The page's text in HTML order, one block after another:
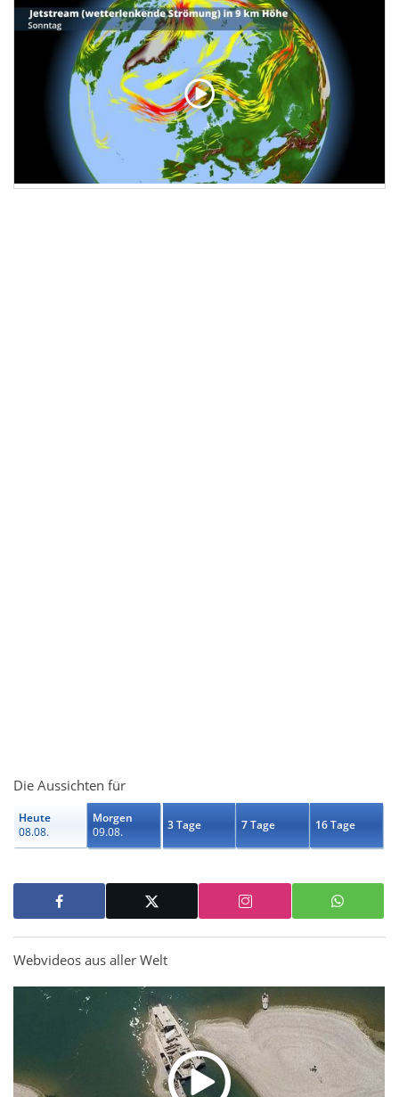
Die Aussichten für
Heute
08.08.
Morgen
09.08.
3 Tage 7 Tage 16 Tage
Webvideos aus aller Welt